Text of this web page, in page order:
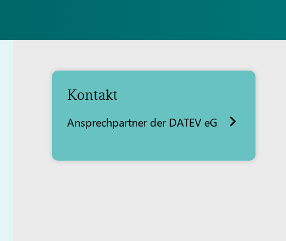
Kontakt
Ansprechpartner der DATEV eG